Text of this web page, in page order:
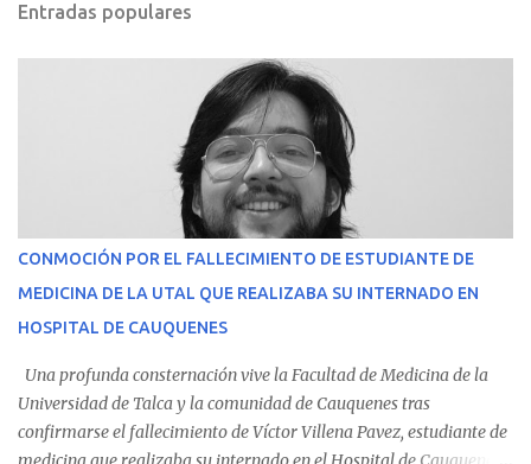
Entradas populares
CONMOCIÓN POR EL FALLECIMIENTO DE ESTUDIANTE DE
MEDICINA DE LA UTAL QUE REALIZABA SU INTERNADO EN
HOSPITAL DE CAUQUENES
Una profunda consternación vive la Facultad de Medicina de la
Universidad de Talca y la comunidad de Cauquenes tras
confirmarse el fallecimiento de Víctor Villena Pavez, estudiante de